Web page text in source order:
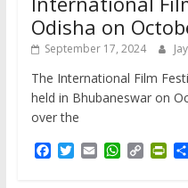
Odisha on
September 17, 2024
The International Film
held in Bhubaneswar on
over the
F
T
E
W C
P